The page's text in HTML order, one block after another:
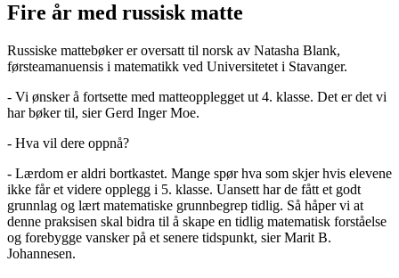
Fire år med russisk matte
Russiske mattebøker er oversatt til norsk av Natasha Blank,
førsteamanuensis i matematikk ved Universitetet i Stavanger.
- Vi ønsker å fortsette med matteopplegget ut 4. klasse. Det er det vi
har bøker til, sier Gerd Inger Moe.
- Hva vil dere oppnå?
- Lærdom er aldri bortkastet. Mange spør hva som skjer hvis elevene
ikke får et videre opplegg i 5. klasse. Uansett har de fått et godt
grunnlag og lært matematiske grunnbegrep tidlig. Så håper vi at
denne praksisen skal bidra til å skape en tidlig matematisk forståelse
og forebygge vansker på et senere tidspunkt, sier Marit B.
Johannesen.